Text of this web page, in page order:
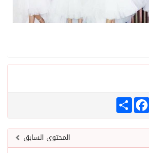
انشر
Facebook
المحتوى السابق